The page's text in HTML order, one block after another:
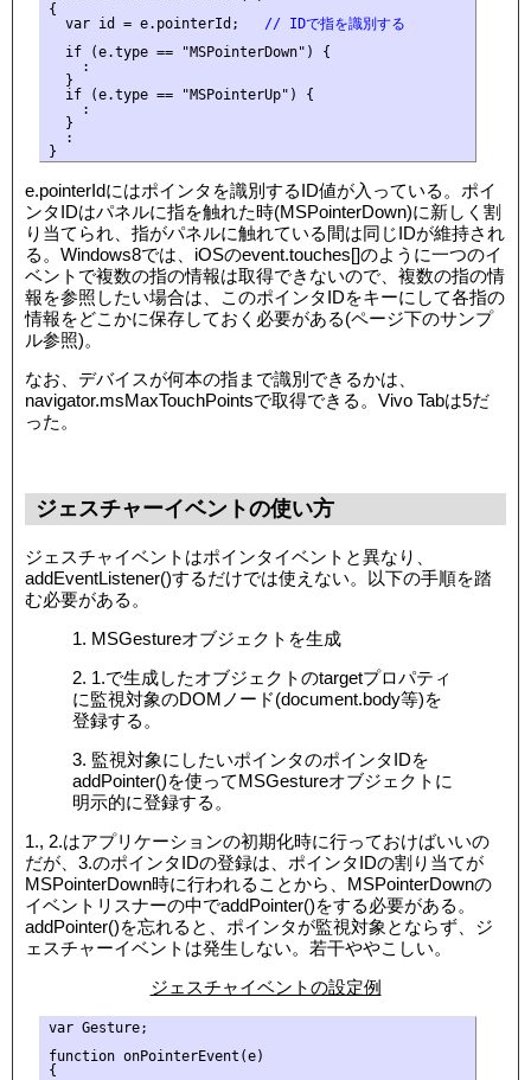
{
  var id = e.pointerId;
   // IDで指を識別する
  if (e.type == "MSPointerDown") {
    :
  }
  if (e.type == "MSPointerUp") {
    :
  }
  :
e.pointerIdにはポインタを識別するID値が入っている。ポイ
ンタIDはパネルに指を触れた時(MSPointerDown)に新しく割
り当てられ、指がパネルに触れている間は同じIDが維持され
る。Windows8では、iOSのevent.touches[]のように一つのイ
ベントで複数の指の情報は取得できないので、複数の指の情
報を参照したい場合は、このポインタIDをキーにして各指の
情報をどこかに保存しておく必要がある(ページ下のサンプ
ル参照)。
なお、デバイスが何本の指まで識別できるかは、
navigator.msMaxTouchPointsで取得できる。Vivo Tabは5だ
った。
ジェスチャーイベントの使い方
ジェスチャイベントはポインタイベントと異なり、
addEventListener()するだけでは使えない。以下の手順を踏
む必要がある。
1. MSGestureオブジェクトを生成
2. 1.で生成したオブジェクトのtargetプロパティ
に監視対象のDOMノード(document.body等)を
登録する。
3. 監視対象にしたいポインタのポインタIDを
addPointer()を使ってMSGestureオブジェクトに
明示的に登録する。
1., 2.はアプリケーションの初期化時に行っておけばいいの
だが、3.のポインタIDの登録は、ポインタIDの割り当てが
MSPointerDown時に行われることから、MSPointerDownの
イベントリスナーの中でaddPointer()をする必要がある。
addPointer()を忘れると、ポインタが監視対象とならず、ジ
ェスチャーイベントは発生しない。若干ややこしい。
ジェスチャイベントの設定例
var Gesture;
function onPointerEvent(e)
{